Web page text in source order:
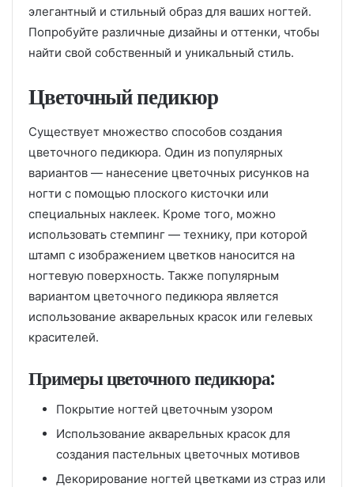
элегантный и стильный образ для ваших ногтей.
Попробуйте различные дизайны и оттенки, чтобы
найти свой собственный и уникальный стиль.
Цветочный педикюр
Существует множество способов создания
цветочного педикюра. Один из популярных
вариантов — нанесение цветочных рисунков на
ногти с помощью плоского кисточки или
специальных наклеек. Кроме того, можно
использовать стемпинг — технику, при которой
штамп с изображением цветков наносится на
ногтевую поверхность. Также популярным
вариантом цветочного педикюра является
использование акварельных красок или гелевых
красителей.
Примеры цветочного педикюра:
Покрытие ногтей цветочным узором
Использование акварельных красок для
создания пастельных цветочных мотивов
Декорирование ногтей цветками из страз или